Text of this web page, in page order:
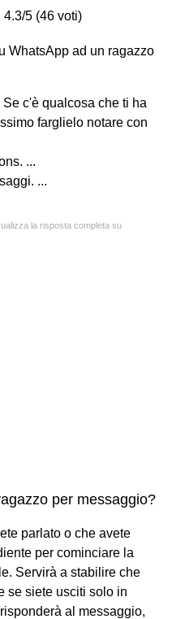
4.3/5 (46 voti)
WhatsApp ad un ragazzo
c'è qualcosa che ti ha
farglielo notare con
...
...
la risposta completa su
per messaggio?
parlato o che avete
per cominciare la
Servirà a stabilire che
se siete usciti solo in
al messaggio,